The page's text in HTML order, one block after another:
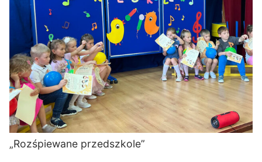
„Rozśpiewane przedszkole”